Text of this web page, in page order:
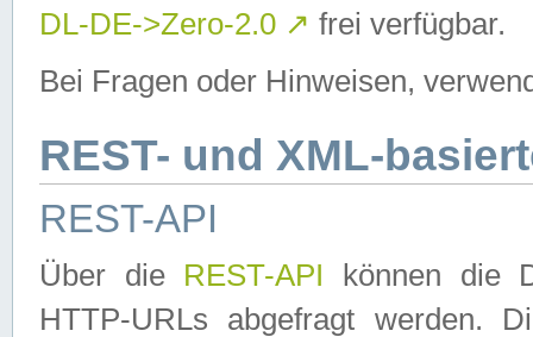
DL-DE->Zero-2.0 ↗ frei verfügbar.
Bei Fragen oder Hinweisen,
REST- und XML-
REST-API
Über die REST-API können die
HTTP-URLs abgefragt werden.